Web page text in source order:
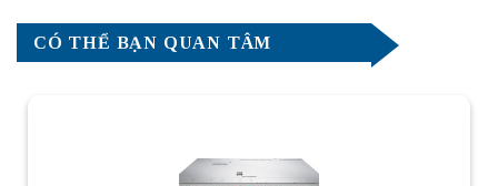
CÓ THỂ BẠN QUAN TÂM